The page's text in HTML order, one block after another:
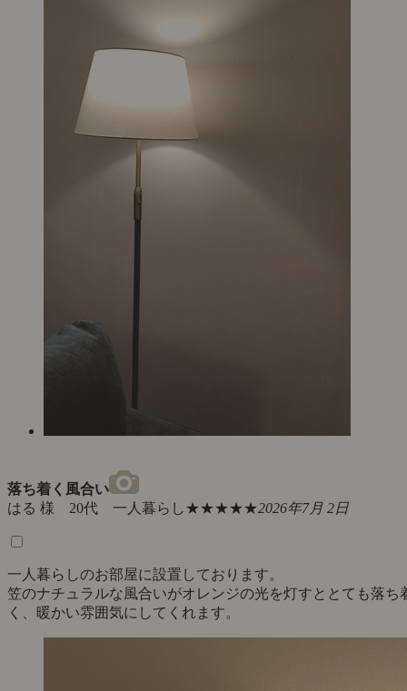
落ち着く風合い
はる 様 20代 一人暮らし★★★★★2026年7月 2日
一人暮らしのお部屋に設置しております。
笠のナチュラルな風合いがオレンジの光を灯すととても落ち
く、暖かい雰囲気にしてくれます。